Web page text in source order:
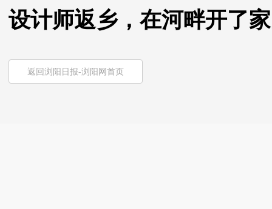
设计师返乡，在河畔开了
返回浏阳日报-浏阳网首页